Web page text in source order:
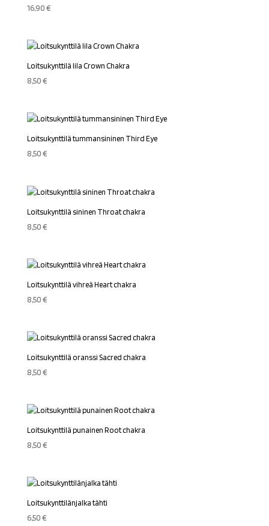
16,90€
Loitsukynttilä lila Crown Chakra
8,50€
Loitsukynttilä tummansininen Third Eye
8,50€
Loitsukynttilä sininen Throat chakra
8,50€
Loitsukynttilä vihreä Heart chakra
8,50€
Loitsukynttilä oranssi Sacred chakra
8,50€
Loitsukynttilä punainen Root chakra
8,50€
Loitsukynttilänjalka tähti
6,50€